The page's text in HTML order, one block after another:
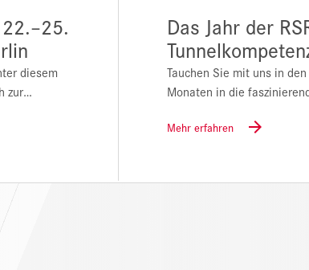
diesem
zur…
Das Jahr der
Tauchen Sie mit uns in
Monaten in die
Mehr erfahren